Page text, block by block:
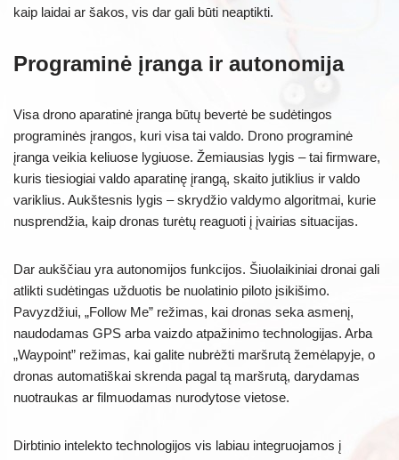
kaip laidai ar šakos, vis dar gali būti neaptikti.
Programinė įranga ir autonomija
Visa drono aparatinė įranga būtų bevertė be sudėtingos
programinės įrangos, kuri visa tai valdo. Drono programinė
įranga veikia keliuose lygiuose. Žemiausias lygis – tai firmware,
kuris tiesiogiai valdo aparatinę įrangą, skaito jutiklius ir valdo
variklius. Aukštesnis lygis – skrydžio valdymo algoritmai, kurie
nusprendžia, kaip dronas turėtų reaguoti į įvairias situacijas.
Dar aukščiau yra autonomijos funkcijos. Šiuolaikiniai dronai gali
atlikti sudėtingas užduotis be nuolatinio piloto įsikišimo.
Pavyzdžiui, „Follow Me” režimas, kai dronas seka asmenį,
naudodamas GPS arba vaizdo atpažinimo technologijas. Arba
„Waypoint” režimas, kai galite nubrėžti maršrutą žemėlapyje, o
dronas automatiškai skrenda pagal tą maršrutą, darydamas
nuotraukas ar filmuodamas nurodytose vietose.
Dirbtinio intelekto technologijos vis labiau integruojamos į